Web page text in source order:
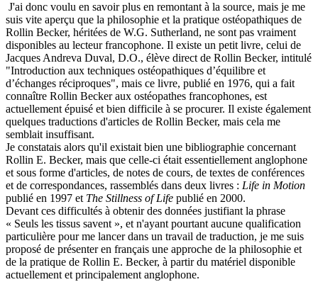
J'ai donc voulu en savoir plus en remontant à la source, mais je me
suis vite aperçu que la philosophie et la pratique ostéopathiques de
Rollin Becker, héritées de W.G. Sutherland, ne sont pas vraiment
disponibles au lecteur francophone. Il existe un petit livre, celui de
Jacques Andreva Duval, D.O., élève direct de Rollin Becker, intitulé
"Introduction aux techniques ostéopathiques d’équilibre et
d’échanges réciproques", mais ce livre, publié en 1976, qui a fait
connaître Rollin Becker aux ostéopathes francophones, est
actuellement épuisé et bien difficile à se procurer. Il existe également
quelques traductions d'articles de Rollin Becker, mais cela me
semblait insuffisant.
Je constatais alors qu'il existait bien une bibliographie concernant
Rollin E. Becker, mais que celle-ci était essentiellement anglophone
et sous forme d'articles, de notes de cours, de textes de conférences
et de correspondances, rassemblés dans deux livres : Life in Motion
publié en 1997 et The Stillness of Life publié en 2000.
Devant ces difficultés à obtenir des données justifiant la phrase
« Seuls les tissus savent », et n'ayant pourtant aucune qualification
particulière pour me lancer dans un travail de traduction, je me suis
proposé de présenter en français une approche de la philosophie et
de la pratique de Rollin E. Becker, à partir du matériel disponible
actuellement et principalement anglophone.